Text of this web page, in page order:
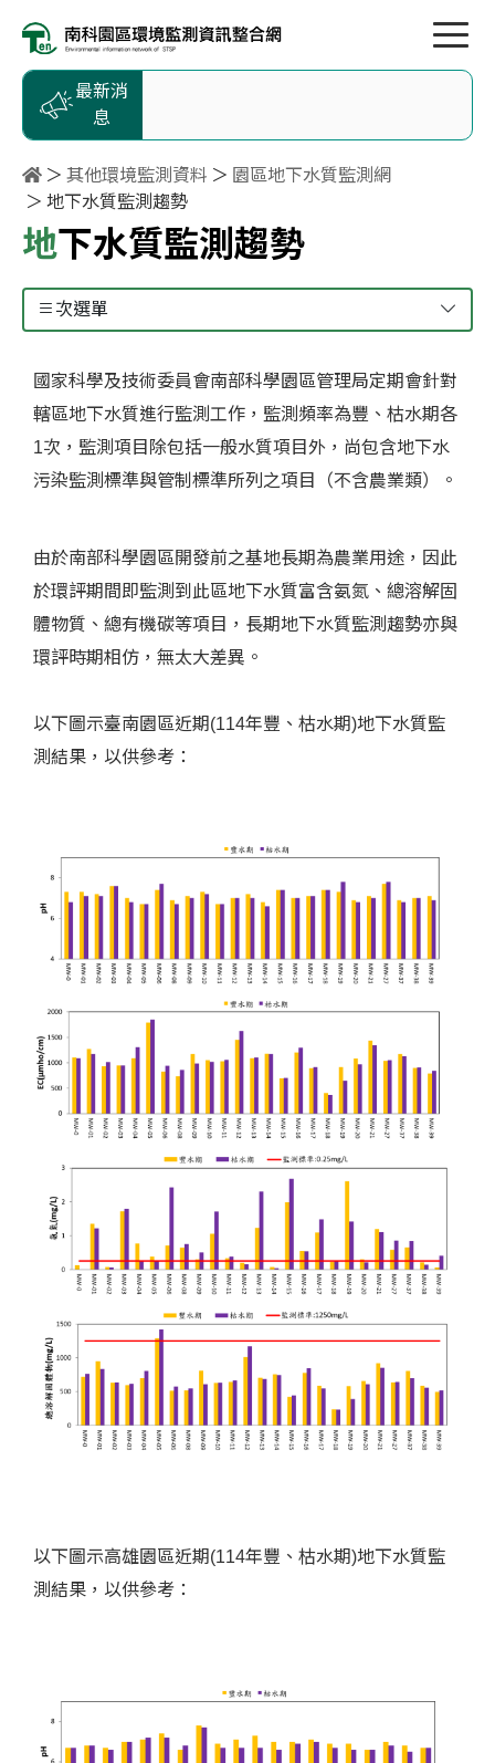
最新消
息
其他環境監測資料
園區地下水質監測網
地下水質監測趨勢
地下水質監測趨勢
次選單
國家科學及技術委員會南部科學園區管理局定期會針對
轄區地下水質進行監測工作，監測頻率為豐、枯水期各
1次，監測項目除包括一般水質項目外，尚包含地下水
污染監測標準與管制標準所列之項目（不含農業類）。
由於南部科學園區開發前之基地長期為農業用途，因此
於環評期間即監測到此區地下水質富含氨氮、總溶解固
體物質、總有機碳等項目，長期地下水質監測趨勢亦與
環評時期相仿，無太大差異。
以下圖示臺南園區近期(114年豐、枯水期)地下水質監
測結果，以供參考：
以下圖示高雄園區近期(114年豐、枯水期)地下水質監
測結果，以供參考：